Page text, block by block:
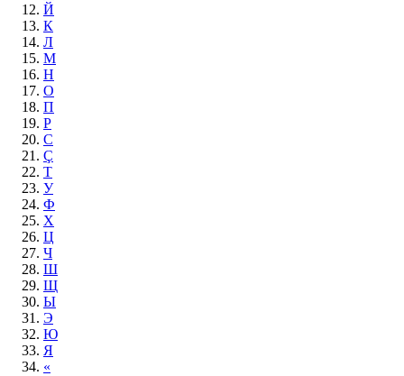
Й
К
Л
М
Н
О
П
Р
С
Ç
Т
У
Ф
Х
Ц
Ч
Ш
Щ
Ы
Э
Ю
Я
«